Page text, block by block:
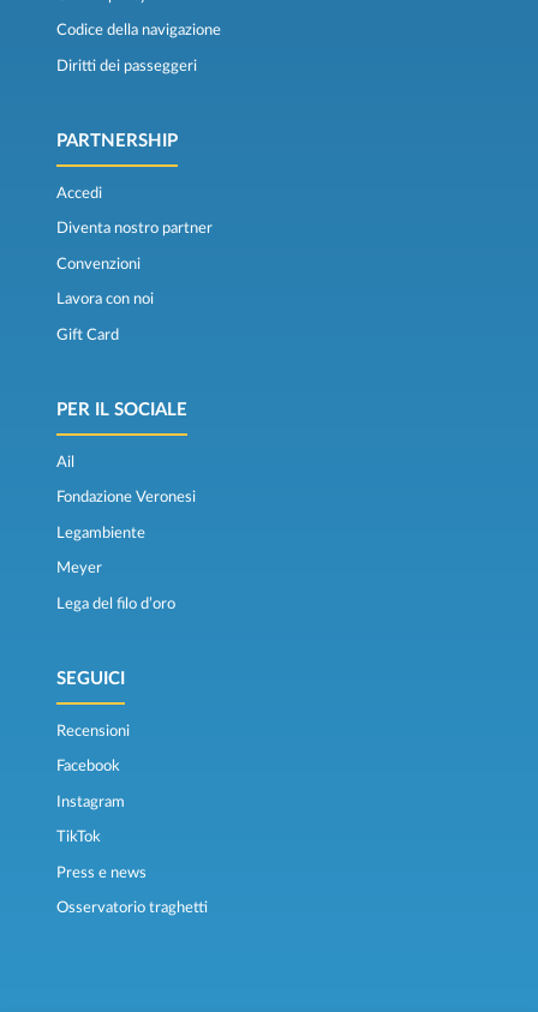
Codice della navigazione
Diritti dei passeggeri
PARTNERSHIP
Accedi
Diventa nostro partner
Convenzioni
Lavora con noi
Gift Card
PER IL SOCIALE
Ail
Fondazione Veronesi
Legambiente
Meyer
Lega del filo d’oro
SEGUICI
Recensioni
Facebook
Instagram
TikTok
Press e news
Osservatorio traghetti